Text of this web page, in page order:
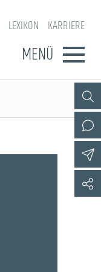
LEXIKON KARRIERE
MENÜ